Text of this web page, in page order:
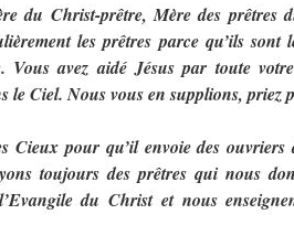
du Christ-prêtre, Mère des prêtres
les prêtres parce qu’ils sont
Vous avez aidé Jésus par toute
le Ciel. Nous vous en supplions, priez
Cieux pour qu’il envoie des ouvriers
toujours des prêtres qui nous
du Christ et nous